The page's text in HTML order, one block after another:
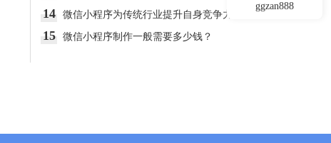
14 微信小程序为传统行业提升自身竞争力度
15 微信小程序制作一般需要多少钱？
ggzan888